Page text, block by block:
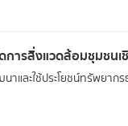
ารสิ่งแวดล้อมชุมชนเ
นาและใช้ประโยชน์ทรัพย